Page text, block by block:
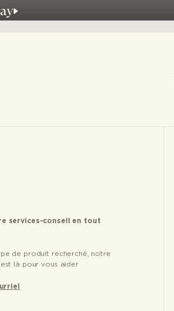
services-conseil en tout
de produit recherché, notre
est là pour vous aider